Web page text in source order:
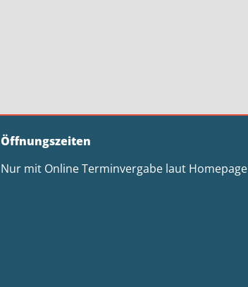
Öffnungszeiten
Nur mit Online Terminvergabe laut Homepage